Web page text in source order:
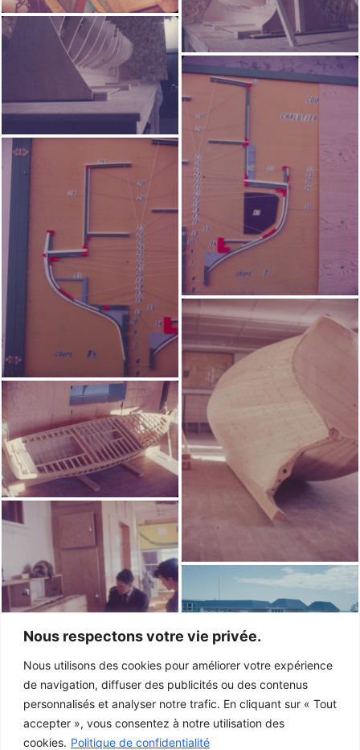
Nous respectons votre vie privée.
Nous utilisons des cookies pour améliorer votre expérience
de navigation, diffuser des publicités ou des contenus
personnalisés et analyser notre trafic. En cliquant sur « Tout
accepter », vous consentez à notre utilisation des
cookies. Politique de confidentialité